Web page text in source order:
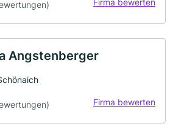
Firma bewerten
Angstenberger
Firma bewerten